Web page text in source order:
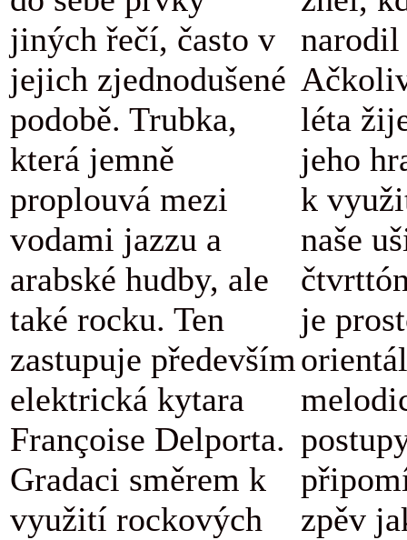
jiných řečí, často v
jejich zjednodušené
podobě. Trubka,
která jemně
proplouvá mezi
vodami jazzu a
arabské hudby, ale
také rocku. Ten
zastupuje především
elektrická kytara
Françoise Delporta.
Gradaci směrem k
využití rockových
léta
jeho
k
naše
je
zpěv